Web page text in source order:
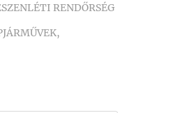
RENDŐRSÉG
,